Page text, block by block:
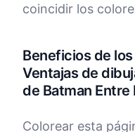
coincidir los
Beneficios de
Ventajas de
de Batman
Colorear esta